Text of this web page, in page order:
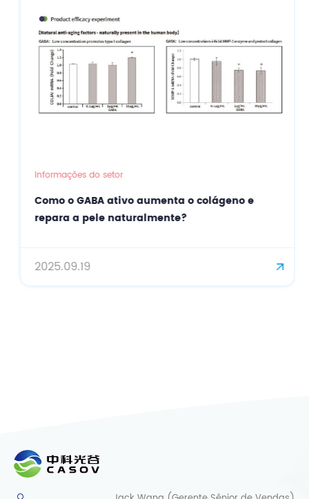
Informações do setor
Como o GABA ativo aumenta o colágeno e
repara a pele naturalmente?
2025.09.19